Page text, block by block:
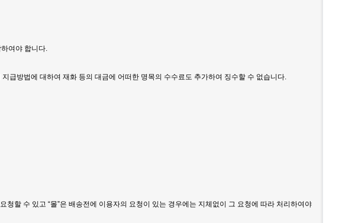
여야 합니다.
급방법에 대하여 재화 등의 대금에 어떠한 명목의 수수료도 추가하여 징수할 수 없습니다.
할 수 있고 “몰”은 배송전에 이용자의 요청이 있는 경우에는 지체없이 그 요청에 따라 처리하여야